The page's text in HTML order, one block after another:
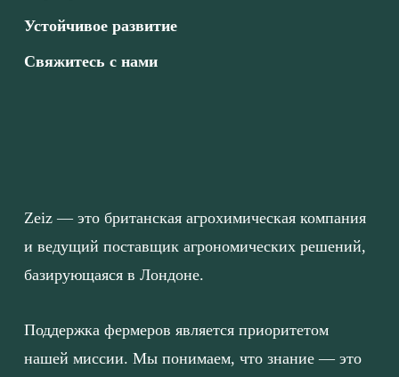
Устойчивое развитие
Свяжитесь с нами
Zeiz — это британская агрохимическая компания
и ведущий поставщик агрономических решений,
базирующаяся в Лондоне.
Поддержка фермеров является приоритетом
нашей миссии. Мы понимаем, что знание — это